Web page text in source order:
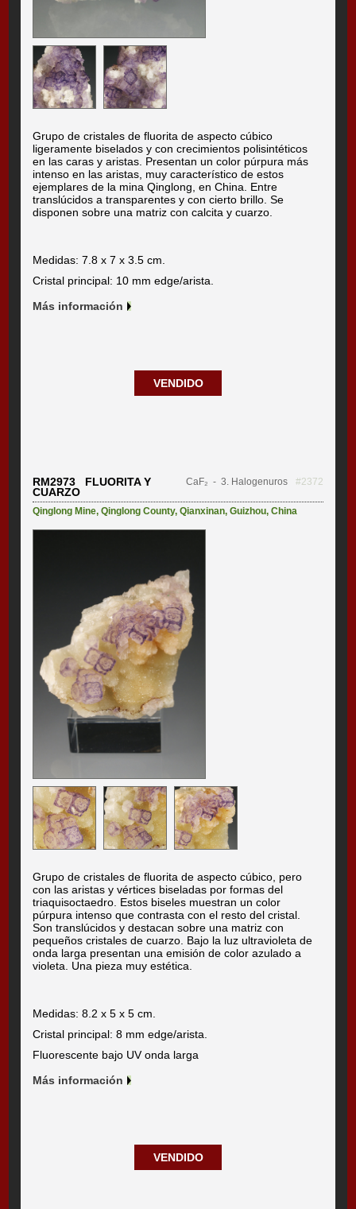
Grupo de cristales de fluorita de aspecto cúbico
ligeramente biselados y con crecimientos polisintéticos
en las caras y aristas. Presentan un color púrpura más
intenso en las aristas, muy característico de estos
ejemplares de la mina Qinglong, en China. Entre
translúcidos a transparentes y con cierto brillo. Se
disponen sobre una matriz con calcita y cuarzo.
Medidas: 7.8 x 7 x 3.5 cm.
Cristal principal: 10 mm edge/arista.
Más información
VENDIDO
RM2973 FLUORITA Y
CUARZO
CaF₂ - 3. Halogenuros #2372
Qinglong Mine,Qinglong County,Qianxinan,Guizhou,China
Grupo de cristales de fluorita de aspecto cúbico, pero
con las aristas y vértices biseladas por formas del
triaquisoctaedro. Estos biseles muestran un color
púrpura intenso que contrasta con el resto del cristal.
Son translúcidos y destacan sobre una matriz con
pequeños cristales de cuarzo. Bajo la luz ultravioleta de
onda larga presentan una emisión de color azulado a
violeta. Una pieza muy estética.
Medidas: 8.2 x 5 x 5 cm.
Cristal principal: 8 mm edge/arista.
Fluorescente bajo UV onda larga
Más información
VENDIDO